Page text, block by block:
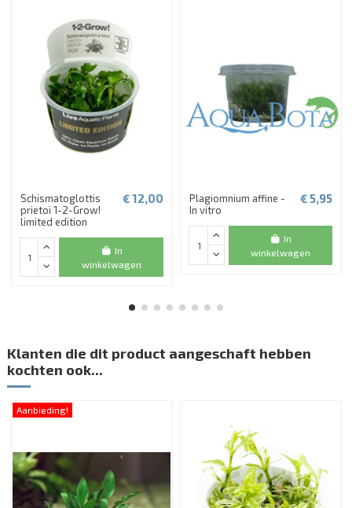
Schismatoglottis
prietoi 1-2-Grow!
limited edition
€ 12,00
In
winkelwagen
Plagiomnium affine -
In vitro
€ 5,95
In
winkelwagen
Klanten die dit product aangeschaft hebben
kochten ook...
Aanbieding!